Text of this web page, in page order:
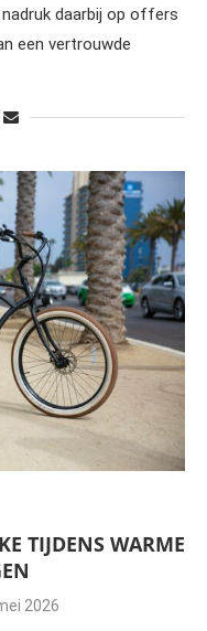
daarbij op offers
een vertrouwde
TIJDENS WARME
2026